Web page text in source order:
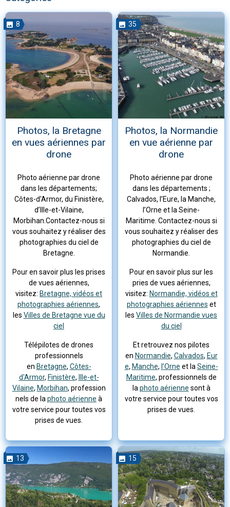
8
Photos, la Bretagne
en vues aériennes par
drone
Photo aérienne par drone
dans les départements;
Côtes-d'Armor, du Finistère,
d’Ille-et-Vilaine,
Morbihan.Contactez-nous si
vous souhaitez y réaliser des
photographies du ciel de
Bretagne.
Pour en savoir plus les prises
de vues aériennes,
visitez: Bretagne, vidéos et
photographies aériennes,
les Villes de Bretagne vue du
ciel
Télépilotes de drones
professionnels
en Bretagne, Côtes-
d'Armor, Finistère,
Ille-et-
Vilaine, Morbihan, profession
nels de la photo aérienne à
votre service pour toutes vos
prises de vues.
35
Photos, la Normandie
en vue aérienne par
drone
Photo aérienne par drone
dans les départements ;
Calvados, l’Eure, la Manche,
l’Orne et la Seine-
Maritime. Contactez-nous si
vous souhaitez y réaliser des
photographies du ciel de
Normandie.
Pour en savoir plus sur les
pries de vues aériennes,
visitez: Normandie, vidéos et
photographies aériennes et
les Villes de Normandie vues
du ciel
Et retrouvez nos pilotes
en Normandie, Calvados, Eur
e, Manche, l’Orne et la Seine-
Maritime, professionnels de
la photo aérienne sont à
votre service pour toutes vos
prises de vues.
13 15